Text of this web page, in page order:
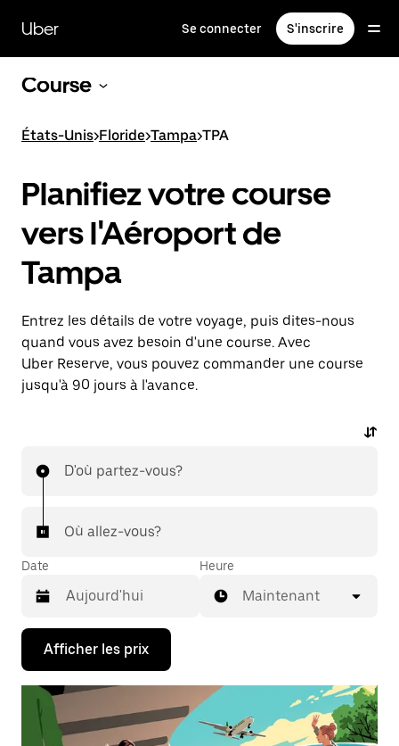
contenu
principal
Uber Se connecter S'inscrire
Course
États-Unis>Floride>Tampa>TPA
Planifiez votre course
vers l'Aéroport de
Tampa
Entrez les détails de votre voyage, puis dites-nous
quand vous avez besoin d'une course. Avec
Uber Reserve, vous pouvez commander une course
jusqu'à 90 jours à l'avance.
D'où partez-vous?
Où allez-vous?
Date
Appuyez
la
flèche
bas
Heure
Maintenant
Afficher les prix